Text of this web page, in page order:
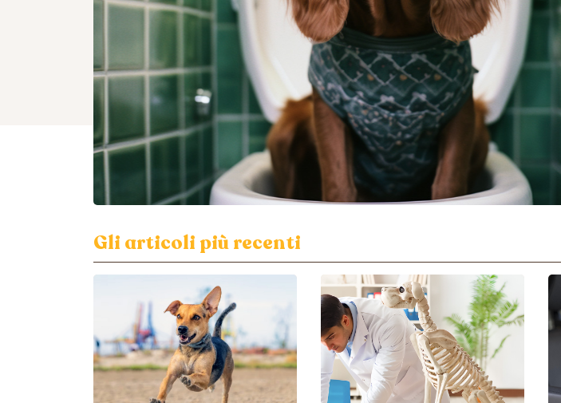
Gli articoli più recenti